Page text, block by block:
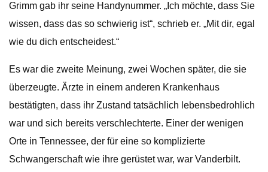
Grimm gab ihr seine Handynummer. „Ich möchte, dass Sie
wissen, dass das so schwierig ist“, schrieb er. „Mit dir, egal
wie du dich entscheidest.“
Es war die zweite Meinung, zwei Wochen später, die sie
überzeugte. Ärzte in einem anderen Krankenhaus
bestätigten, dass ihr Zustand tatsächlich lebensbedrohlich
war und sich bereits verschlechterte. Einer der wenigen
Orte in Tennessee, der für eine so komplizierte
Schwangerschaft wie ihre gerüstet war, war Vanderbilt.